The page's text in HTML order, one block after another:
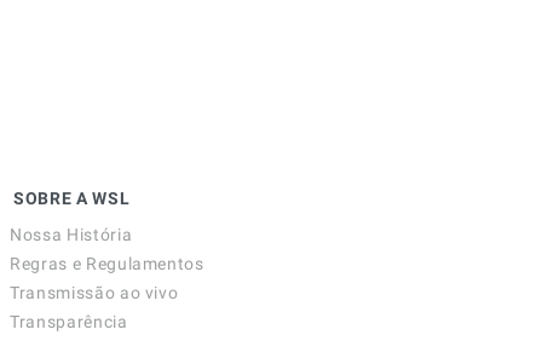
SOBRE A WSL
Nossa História
Regras e Regulamentos
Transmissão ao vivo
Transparência